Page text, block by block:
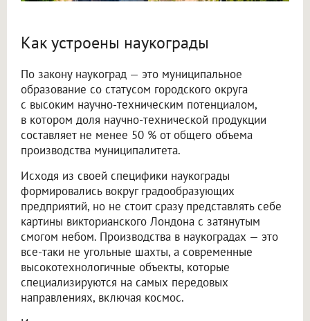
Как устроены наукограды
По закону наукоград — это муниципальное
образование со статусом городского округа
с высоким научно-техническим потенциалом,
в котором доля научно-технической продукции
составляет не менее 50 % от общего объема
производства муниципалитета.
Исходя из своей специфики наукограды
формировались вокруг градообразующих
предприятий, но не стоит сразу представлять себе
картины викторианского Лондона с затянутым
смогом небом. Производства в наукоградах — это
все-таки не угольные шахты, а современные
высокотехнологичные объекты, которые
специализируются на самых передовых
направлениях, включая космос.